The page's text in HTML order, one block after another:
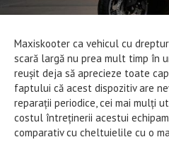
Maxiskooter ca vehicul cu
scară largă nu prea mult timp în
reușit deja să aprecieze toate
faptului că acest dispozitiv are
reparații periodice, cei mai mulți
costul întreținerii acestui
comparativ cu cheltuielile cu o